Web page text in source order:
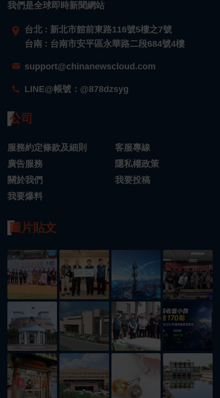
我們是全球即時新聞網站
台北 : 新北市館前東路116號5樓之7號
台南 : 台南市安平區永華路二段684號4樓
support@chinanewscloud.com
LINE@帳號：@878dzsyg
公司
服務約定條款及細則
客服專線
廣告服務
隱私權政策
關於我們
我要投稿
我要爆料
圖片貼文